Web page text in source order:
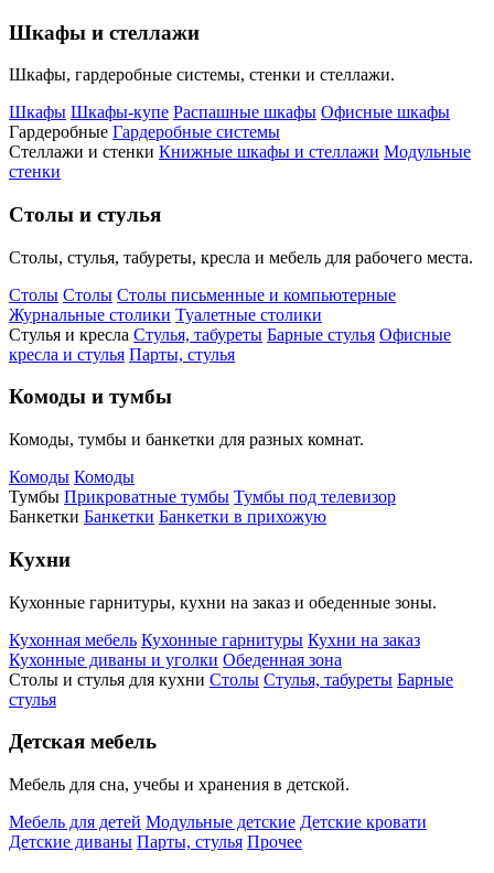
Шкафы и стеллажи
Шкафы, гардеробные системы, стенки и стеллажи.
Шкафы Шкафы-купе Распашные шкафы Офисные шкафы
Гардеробные Гардеробные системы
Стеллажи и стенки Книжные шкафы и стеллажи Модульные
стенки
Столы и стулья
Столы, стулья, табуреты, кресла и мебель для рабочего места.
Столы Столы Столы письменные и компьютерные
Журнальные столики Туалетные столики
Стулья и кресла Стулья, табуреты Барные стулья Офисные
кресла и стулья Парты, стулья
Комоды и тумбы
Комоды, тумбы и банкетки для разных комнат.
Комоды Комоды
Тумбы Прикроватные тумбы Тумбы под телевизор
Банкетки Банкетки Банкетки в прихожую
Кухни
Кухонные гарнитуры, кухни на заказ и обеденные зоны.
Кухонная мебель Кухонные гарнитуры Кухни на заказ
Кухонные диваны и уголки Обеденная зона
Столы и стулья для кухни Столы Стулья, табуреты Барные
стулья
Детская мебель
Мебель для сна, учебы и хранения в детской.
Мебель для детей Модульные детские Детские кровати
Детские диваны Парты, стулья Прочее